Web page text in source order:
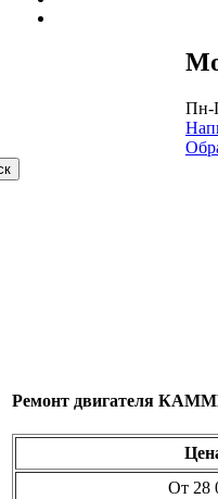
Пн-
Ремонт двигателя
От 28